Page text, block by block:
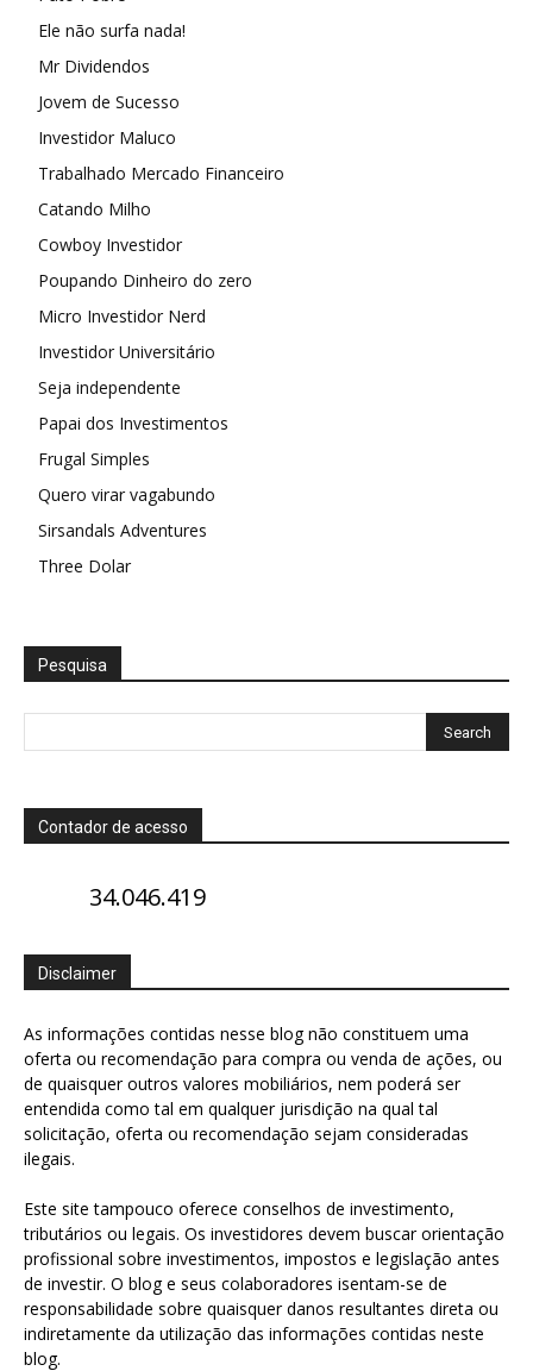
Ele não surfa nada!
Mr Dividendos
Jovem de Sucesso
Investidor Maluco
Trabalhado Mercado Financeiro
Catando Milho
Cowboy Investidor
Poupando Dinheiro do zero
Micro Investidor Nerd
Investidor Universitário
Seja independente
Papai dos Investimentos
Frugal Simples
Quero virar vagabundo
Sirsandals Adventures
Three Dolar
Pesquisa
Contador de acesso
34.046.419
Disclaimer
As informações contidas nesse blog não constituem uma
oferta ou recomendação para compra ou venda de ações, ou
de quaisquer outros valores mobiliários, nem poderá ser
entendida como tal em qualquer jurisdição na qual tal
solicitação, oferta ou recomendação sejam consideradas
ilegais.
Este site tampouco oferece conselhos de investimento,
tributários ou legais. Os investidores devem buscar orientação
profissional sobre investimentos, impostos e legislação antes
de investir. O blog e seus colaboradores isentam-se de
responsabilidade sobre quaisquer danos resultantes direta ou
indiretamente da utilização das informações contidas neste
blog.